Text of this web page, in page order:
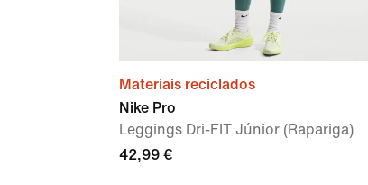
Materiais reciclados
Nike Pro
Leggings Dri-FIT Júnior (Rapariga)
42,99 €